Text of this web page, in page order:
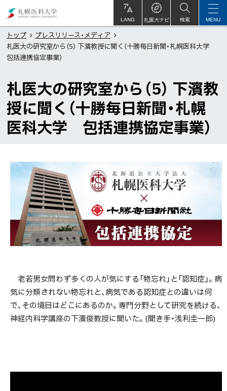
文
へ
メ
ー
へ
医
科
LANG 札医大ナビ
サ
イ
検索 MENU
トップ
プレスリリース・メディア
札医大の研究室から（5） 下濱教授に聞く（十勝毎日新聞・札幌医科大学
包括連携協定事業）
札医大の研究室から（5） 下濱教
授に聞く（十勝毎日新聞・札幌
医科大学 包括連携協定事業）
ペ
ー
目
札医大の研
（5） 下濱教
授に聞く
2017/2/10
老若男女問わず多くの人が気にする「物忘れ」と「認知症」。病
気に分類されない物忘れと、病気である認知症との違いは何
で、その境目はどこにあるのか。専門分野として研究を続ける、
神経内科学講座の下濱俊教授に聞いた。(聞き手・浅利圭一郎)